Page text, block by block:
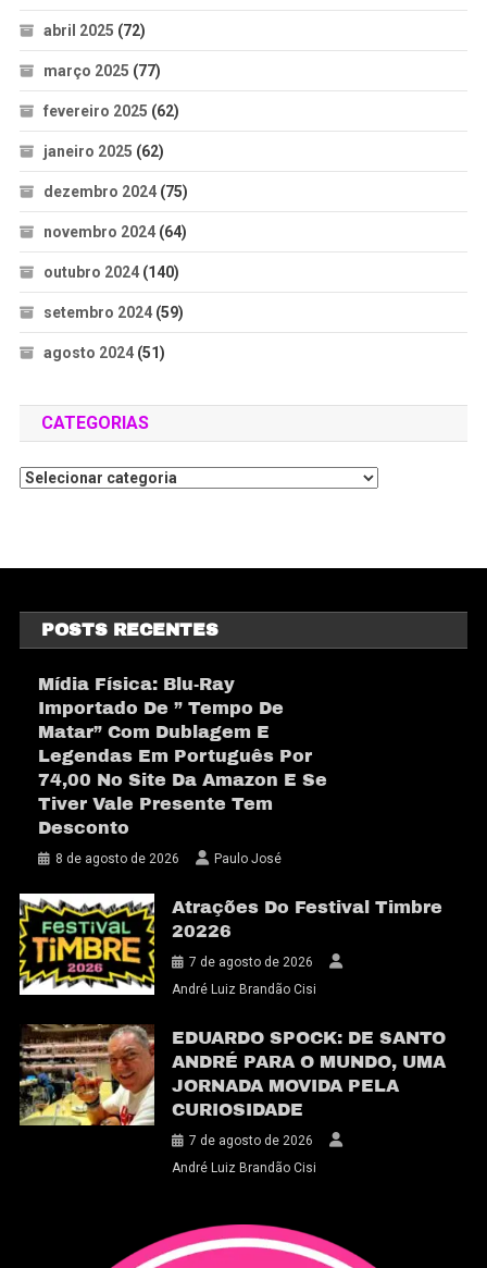
abril 2025 (72)
março 2025 (77)
fevereiro 2025 (62)
janeiro 2025 (62)
dezembro 2024(75)
novembro 2024(64)
outubro 2024(140)
setembro 2024(59)
agosto 2024(51)
CATEGORIAS
POSTS RECENTES
Mídia Física: Blu-Ray
Importado De ” Tempo De
Matar” Com Dublagem E
Legendas Em Português Por
74,00 No Site Da Amazon E Se
Tiver Vale Presente Tem
Desconto
8 de agosto de 2026 Paulo José
Atrações Do Festival Timbre
20226
7 de agosto de 2026
André Luiz Brandão Cisi
EDUARDO SPOCK: DE SANTO
ANDRÉ PARA O MUNDO, UMA
JORNADA MOVIDA PELA
CURIOSIDADE
7 de agosto de 2026
André Luiz Brandão Cisi